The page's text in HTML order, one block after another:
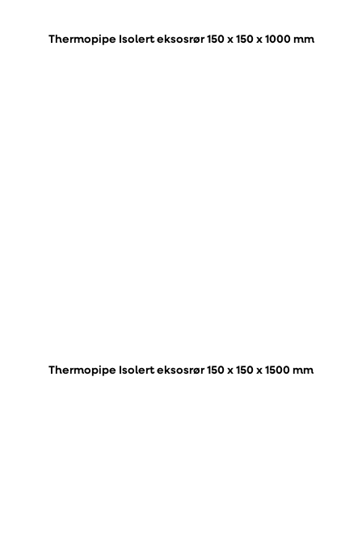
Thermopipe Isolert eksosrør 150 x 150 x 1000 mm
Thermopipe Isolert eksosrør 150 x 150 x 1500 mm